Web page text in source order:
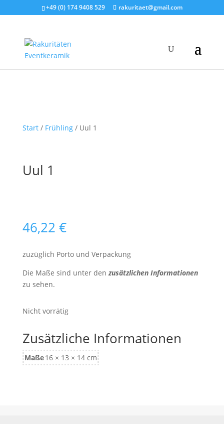
+49 (0) 174 9408 529 rakuritaet@gmail.com
Start/ Frühling/ Uul 1
Uul 1
46,22 €
zuzüglich Porto und Verpackung
Die Maße sind unter denzusätzlichen Informationen
zu sehen.
Nicht vorrätig
Zusätzliche Informationen
Maße16 × 13 × 14 cm